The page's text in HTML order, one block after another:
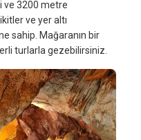
ve 3200 metre
ve yer altı
sahip. Mağaranın bir
turlarla gezebilirsiniz.